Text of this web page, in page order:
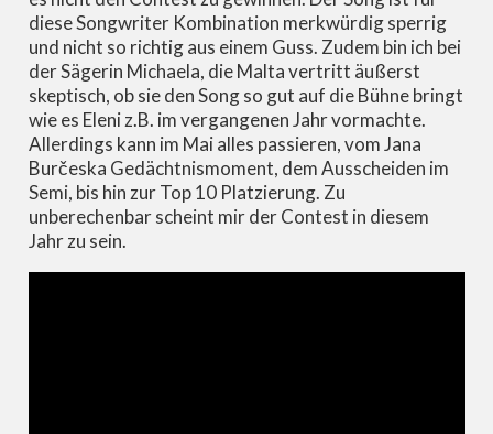
diese Songwriter Kombination merkwürdig sperrig
und nicht so richtig aus einem Guss. Zudem bin ich bei
der Sägerin Michaela, die Malta vertritt äußerst
skeptisch, ob sie den Song so gut auf die Bühne bringt
wie es Eleni z.B. im vergangenen Jahr vormachte.
Allerdings kann im Mai alles passieren, vom Jana
Burčeska Gedächtnismoment, dem Ausscheiden im
Semi, bis hin zur Top 10 Platzierung. Zu
unberechenbar scheint mir der Contest in diesem
Jahr zu sein.